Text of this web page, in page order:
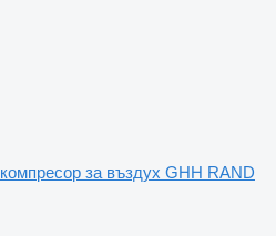
компресор за въздух GHH RAND